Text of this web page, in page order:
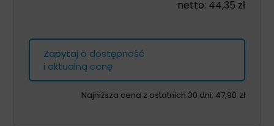
netto: 44,35 zł
Zapytaj o dostępność
i aktualną cenę
Najniższa cena z ostatnich 30 dni: 47,90 zł